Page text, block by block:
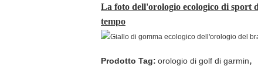
La foto dell'orologio ecologico di sport
tempo
Prodotto Tag: orologio di golf di garmin,